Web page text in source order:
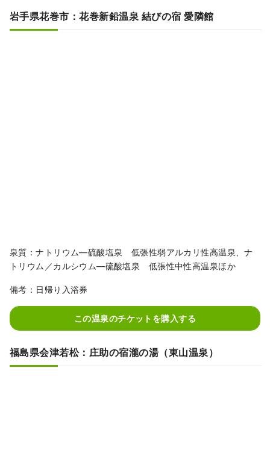
岩手県花巻市：花巻新鉛温泉 結びの宿 愛隣館
泉質：ナトリウム―硫酸塩泉 低張性弱アルカリ性高温泉、ナ
トリウム／カルシウム―硫酸塩泉 低張性中性高温泉ほか
備考：日帰り入浴券
この温泉のチケットを購入する
福島県会津若松：庄助の宿瀧の湯（東山温泉）